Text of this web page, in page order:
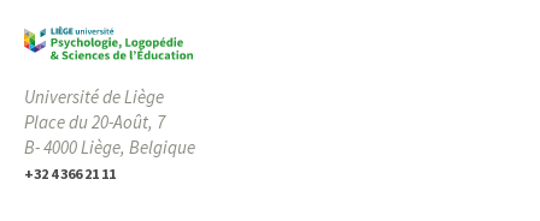
Université de Liège
Place du 20-Août, 7
B- 4000 Liège, Belgique
+32 4 366 21 11